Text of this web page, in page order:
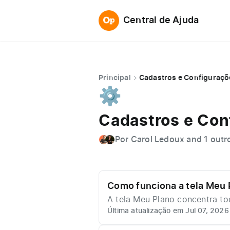
Central de Ajuda
Principal Cadastros e
⚙️
Cadastros e
Por Carol Ledoux and 1
Como funciona a tela Meu
A tela Meu Plano concentra
conta consegue adicionar ou
nto, atualizar os dados de
Última atualização em Jul 07, 2026